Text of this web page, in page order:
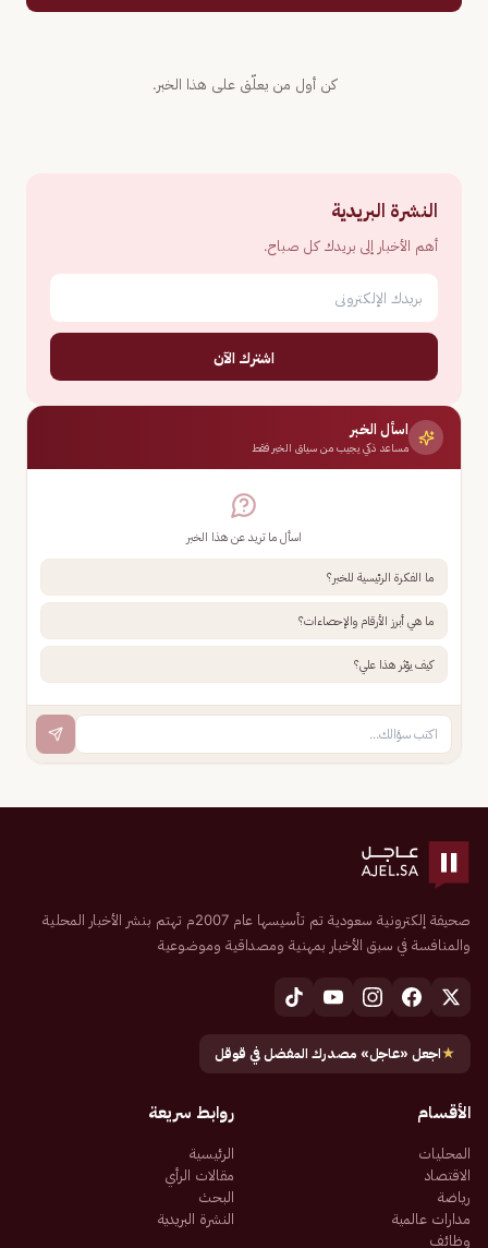
كن أول من يعلّق على هذا الخبر.
النشرة البريدية
أهم الأخبار إلى بريدك كل صباح.
اشترك الآن
اسأل الخبر
مساعد ذكي يجيب من سياق الخبر فقط
اسأل ما تريد عن هذا الخبر
ما الفكرة الرئيسية للخبر؟
ما هي أبرز الأرقام والإحصاءات؟
كيف يؤثر هذا علي؟
صحيفة إلكترونية سعودية تم تأسيسها عام 2007م تهتم بنشر الأخبار المحلية
والمنافسة في سبق الأخبار بمهنية ومصداقية وموضوعية
★اجعل «عاجل» مصدرك المفضل في قوقل
الأقسام
المحليات
الاقتصاد
رياضة
مدارات عالمية
وظائف
روابط سريعة
الرئيسية
مقالات الرأي
البحث
النشرة البريدية